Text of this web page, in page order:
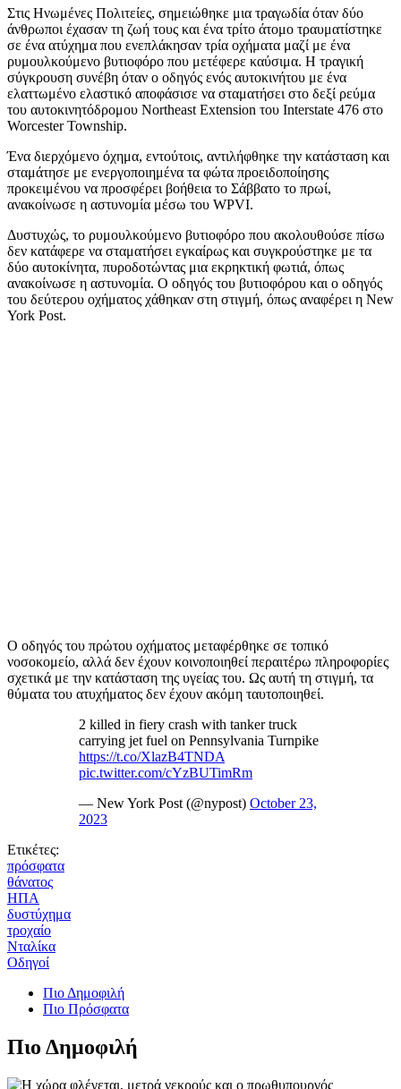
Στις Ηνωμένες Πολιτείες, σημειώθηκε μια τραγωδία όταν δύο
άνθρωποι έχασαν τη ζωή τους και ένα τρίτο άτομο τραυματίστηκε
σε ένα ατύχημα που ενεπλάκησαν τρία οχήματα μαζί με ένα
ρυμουλκούμενο βυτιοφόρο που μετέφερε καύσιμα. Η τραγική
σύγκρουση συνέβη όταν ο οδηγός ενός αυτοκινήτου με ένα
ελαττωμένο ελαστικό αποφάσισε να σταματήσει στο δεξί ρεύμα
του αυτοκινητόδρομου Northeast Extension του Interstate 476 στο
Worcester Township.
Ένα διερχόμενο όχημα, εντούτοις, αντιλήφθηκε την κατάσταση και
σταμάτησε με ενεργοποιημένα τα φώτα προειδοποίησης
προκειμένου να προσφέρει βοήθεια το Σάββατο το πρωί,
ανακοίνωσε η αστυνομία μέσω του WPVI.
Δυστυχώς, το ρυμουλκούμενο βυτιοφόρο που ακολουθούσε πίσω
δεν κατάφερε να σταματήσει εγκαίρως και συγκρούστηκε με τα
δύο αυτοκίνητα, πυροδοτώντας μια εκρηκτική φωτιά, όπως
ανακοίνωσε η αστυνομία. Ο οδηγός του βυτιοφόρου και ο οδηγός
του δεύτερου οχήματος χάθηκαν στη στιγμή, όπως αναφέρει η New
York Post.
Ο οδηγός του πρώτου οχήματος μεταφέρθηκε σε τοπικό
νοσοκομείο, αλλά δεν έχουν κοινοποιηθεί περαιτέρω πληροφορίες
σχετικά με την κατάσταση της υγείας του. Ως αυτή τη στιγμή, τα
θύματα του ατυχήματος δεν έχουν ακόμη ταυτοποιηθεί.
2 killed in fiery crash with tanker truck
carrying jet fuel on Pennsylvania Turnpike
https://t.co/XlazB4TNDA
pic.twitter.com/cYzBUTimRm
— New York Post (@nypost) October 23,
2023
Ετικέτες:
πρόσφατα
θάνατος
ΗΠΑ
δυστύχημα
τροχαίο
Νταλίκα
Οδηγοί
Πιο Δημοφιλή
Πιο Πρόσφατα
Πιο Δημοφιλή